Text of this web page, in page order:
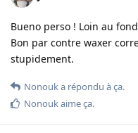
Bueno perso ! Loin au
Bon par contre waxer
stupidement.
Nonouka répondu à ça.
Nonoukaime ça.